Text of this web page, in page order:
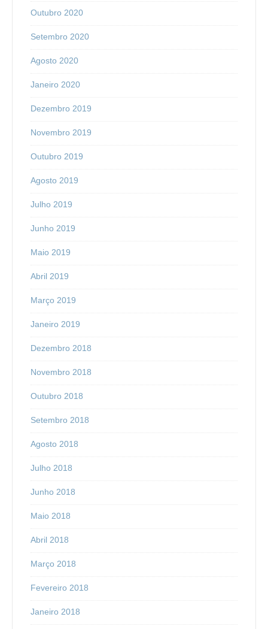
Outubro 2020
Setembro 2020
Agosto 2020
Janeiro 2020
Dezembro 2019
Novembro 2019
Outubro 2019
Agosto 2019
Julho 2019
Junho 2019
Maio 2019
Abril 2019
Março 2019
Janeiro 2019
Dezembro 2018
Novembro 2018
Outubro 2018
Setembro 2018
Agosto 2018
Julho 2018
Junho 2018
Maio 2018
Abril 2018
Março 2018
Fevereiro 2018
Janeiro 2018